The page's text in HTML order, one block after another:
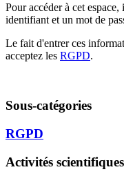
Pour accéder à cet
identifiant et un mot de
Le fait d'entrer ces
acceptez les RGPD.
Sous-catégories
RGPD
Activités